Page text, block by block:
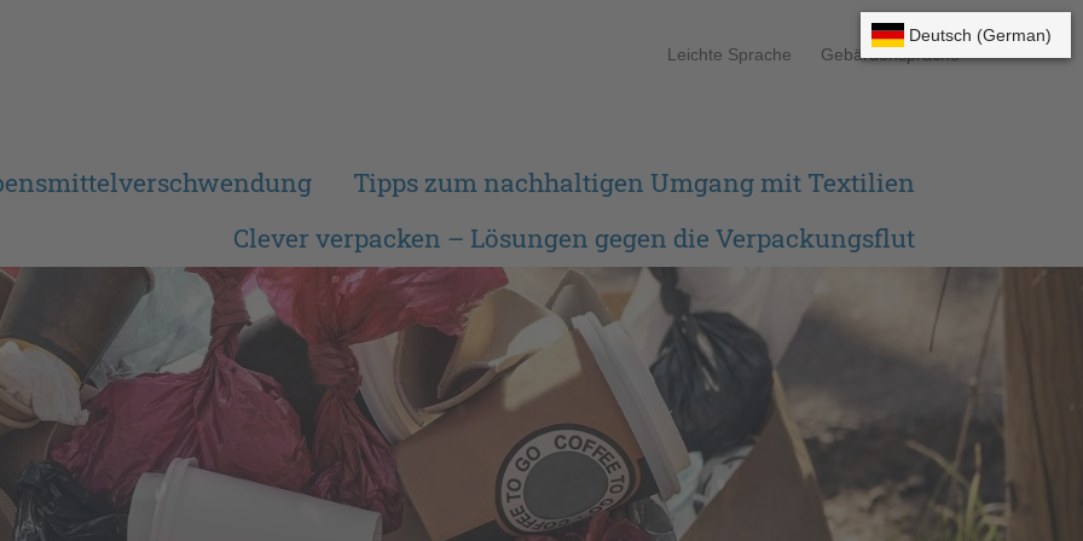
Leichte Sprache Gebärdensprache
Tipps zum nachhaltigen Umgang mit Textilien
Clever verpacken – Lösungen gegen die Verpackungsflut